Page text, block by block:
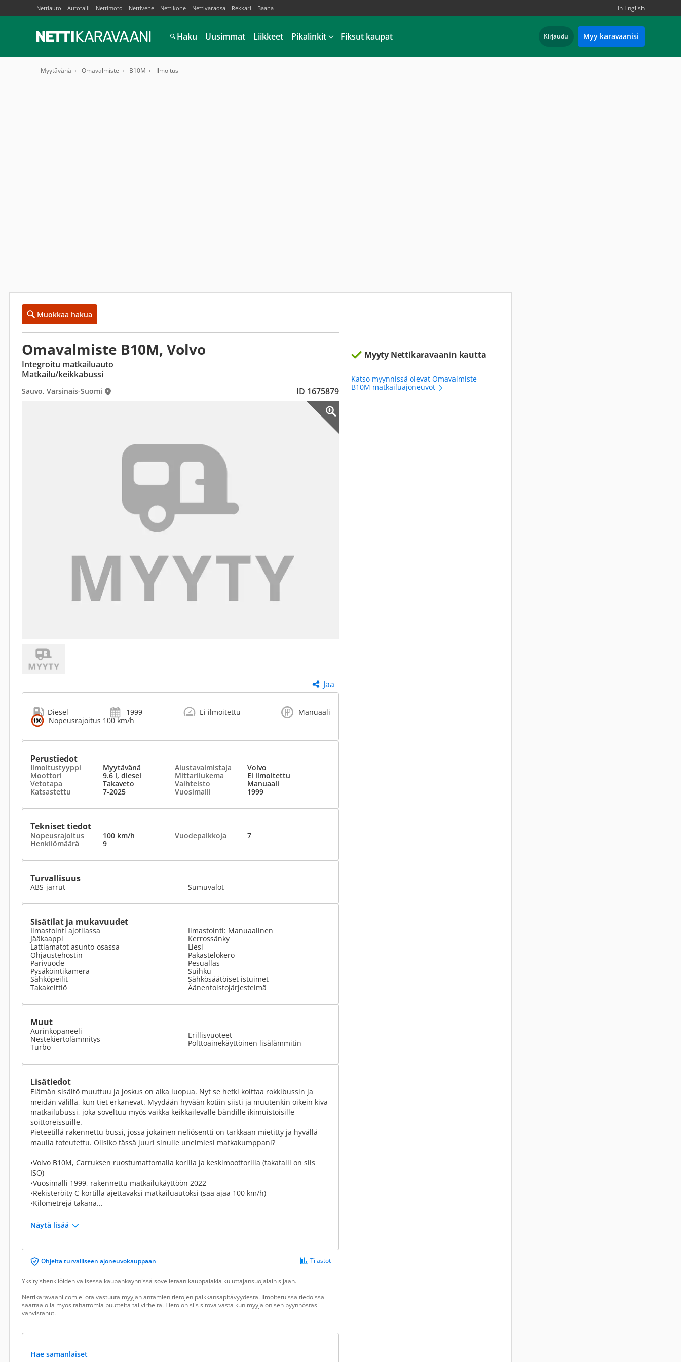
Nettiauto Autotalli Nettimoto Nettivene Nettikone Nettivaraosa Rekkari Baana In English
Haku Uusimmat Liikkeet Pikalinkit Fiksut kaupat Kirjaudu Myy karavaanisi
Myytävänä Omavalmiste B10M Ilmoitus
Muokkaa hakua
Omavalmiste B10M, Volvo
Integroitu matkailuauto
Matkailu/keikkabussi
Sauvo, Varsinais-Suomi ID 1675879
Jaa
Diesel 1999 Ei ilmoitettu
Manuaali
Nopeusrajoitus 100 km/h
Perustiedot
Ilmoitustyyppi Myytävänä Alustavalmistaja
Volvo
Moottori
9.6 l, diesel Mittarilukema
Ei ilmoitettu
Vetotapa
Takaveto Vaihteisto
Manuaali
Katsastettu
7-2025 Vuosimalli 1999
Tekniset tiedot
Nopeusrajoitus 100 km/h Vuodepaikkoja
7
Henkilömäärä
9
Turvallisuus
ABS-jarrut Sumuvalot
Sisätilat ja mukavuudet
Ilmastointi ajotilassa
Jääkaappi
Lattiamatot asunto-osassa
Ohjaustehostin
Parivuode
Pysäköintikamera
Sähköpeilit
Takakeittiö
Ilmastointi: Manuaalinen
Kerrossänky
Liesi
Pakastelokero
Pesuallas
Suihku
Sähkösäätöiset istuimet
Äänentoistojärjestelmä
Muut
Aurinkopaneeli
Nestekiertolämmitys
Turbo
Erillisvuoteet
Polttoainekäyttöinen lisälämmitin
Lisätiedot
Elämän sisältö muuttuu ja joskus on aika luopua. Nyt se hetki koittaa rokkibussin ja
meidän välillä, kun tiet erkanevat. Myydään hyvään kotiin siisti ja muutenkin oikein kiva
matkailubussi, joka soveltuu myös vaikka keikkailevalle bändille ikimuistoisille
soittoreissuille.
Pieteetillä rakennettu bussi, jossa jokainen neliösentti on tarkkaan mietitty ja hyvällä
maulla toteutettu. Olisiko tässä juuri sinulle unelmiesi matkakumppani?
•Volvo B10M, Carruksen ruostumattomalla korilla ja keskimoottorilla (takatalli on siis
ISO)
•Vuosimalli 1999, rakennettu matkailukäyttöön 2022
•Rekisteröity C-kortilla ajettavaksi matkailuautoksi (saa ajaa 100 km/h)
•Kilometrejä takana...
Näytä lisää
Ohjeita turvalliseen ajoneuvokauppaan Tilastot
Yksityishenkilöiden välisessä kaupankäynnissä sovelletaan kauppalakia kuluttajansuojalain sijaan.
Nettikaravaani.com ei ota vastuuta myyjän antamien tietojen paikkansapitävyydestä. Ilmoitetuissa tiedoissa
saattaa olla myös tahattomia puutteita tai virheitä. Tieto on siis sitova vasta kun myyjä on sen pyynnöstäsi
vahvistanut.
Hae samanlaiset
Myyty Nettikaravaanin kautta
Katso myynnissä olevat Omavalmiste
B10M matkailuajoneuvot